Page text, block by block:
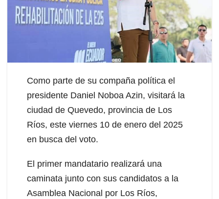
Como parte de su compaña política el
presidente Daniel Noboa Azin, visitará la
ciudad de Quevedo, provincia de Los
Ríos, este viernes 10 de enero del 2025
en busca del voto.
El primer mandatario realizará una
caminata junto con sus candidatos a la
Asamblea Nacional por Los Ríos,